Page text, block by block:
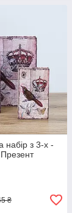
набір з 3-х -
₴